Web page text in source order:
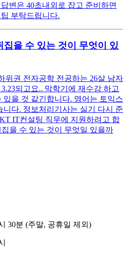
변은 40초내외로 잡고 준비하면
부탁드립니다.
집을 수 있는 것이 무엇이 있
위권 전자공학 전공하는 26살 남자
되고요.. 막학기에 재수강 하고
있을 것 같긴합니다. 영어는 토익스
니다. 정보처리기사는 실기 다시 준
IT컨설팅 직무에 지원하려고 합
을 수 있는 것이 무엇일 있을까
30분 (주말, 공휴일 제외)